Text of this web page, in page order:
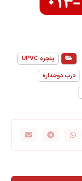
پنجره UPVC
درب دوجداره